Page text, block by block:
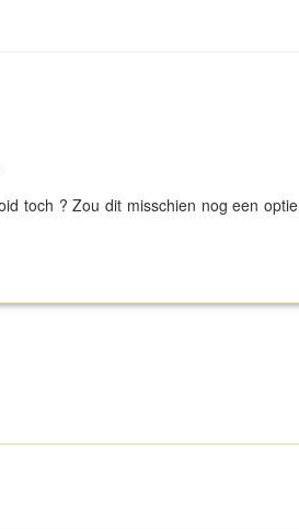
toch ? Zou dit misschien nog een optie